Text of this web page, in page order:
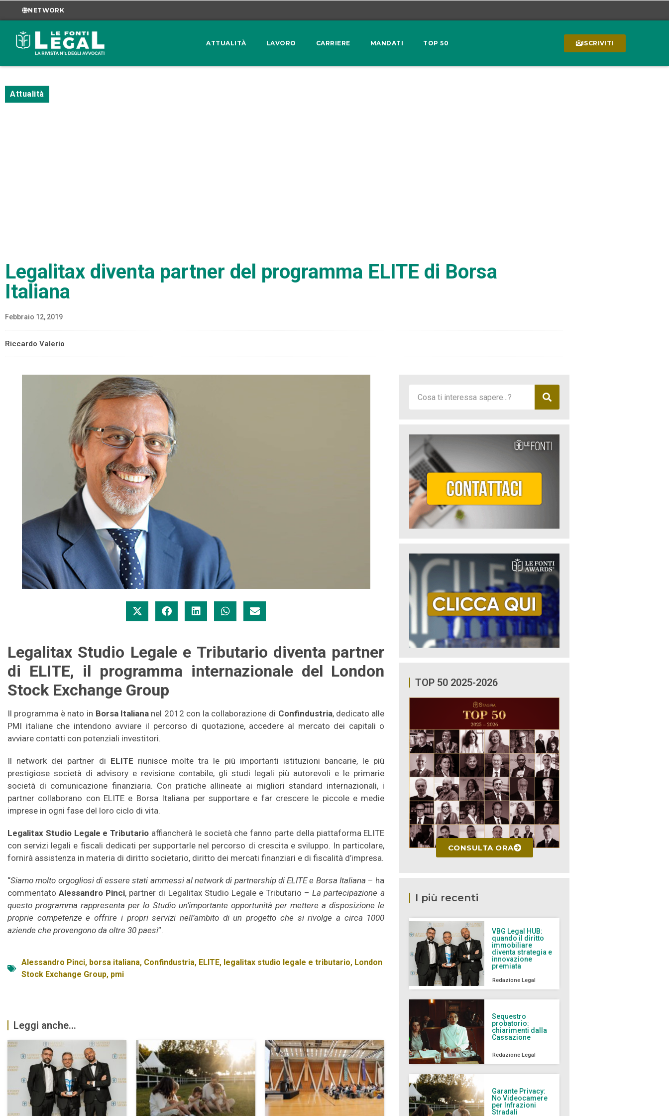
NETWORK
ATTUALITÀ LAVORO CARRIERE MANDATI TOP 50 ISCRIVITI
Attualità
Legalitax diventa partner del programma ELITE di Borsa
Italiana
Febbraio 12, 2019
Riccardo Valerio
Legalitax Studio Legale e Tributario diventa partner
di ELITE, il programma internazionale del London
Stock Exchange Group
Il programma è nato in Borsa Italiana nel 2012 con la collaborazione di Confindustria, dedicato alle
PMI italiane che intendono avviare il percorso di quotazione, accedere al mercato dei capitali o
avviare contatti con potenziali investitori.
Il network dei partner di ELITE riunisce molte tra le più importanti istituzioni bancarie, le più
prestigiose società di advisory e revisione contabile, gli studi legali più autorevoli e le primarie
società di comunicazione finanziaria. Con pratiche allineate ai migliori standard internazionali, i
partner collaborano con ELITE e Borsa Italiana per supportare e far crescere le piccole e medie
imprese in ogni fase del loro ciclo di vita.
Legalitax Studio Legale e Tributario affiancherà le società che fanno parte della piattaforma ELITE
con servizi legali e fiscali dedicati per supportarle nel percorso di crescita e sviluppo. In particolare,
fornirà assistenza in materia di diritto societario, diritto dei mercati finanziari e di fiscalità d’impresa.
“Siamo molto orgogliosi di essere stati ammessi al network di partnership di ELITE e Borsa Italiana – ha
commentatoAlessandro Pinci, partner di Legalitax Studio Legale e Tributario –La partecipazione a
questo programma rappresenta per lo Studio un’importante opportunità per mettere a disposizione le
proprie competenze e offrire i propri servizi nell’ambito di un progetto che si rivolge a circa 1000
aziende che provengono da oltre 30 paesi”.
Alessandro Pinci, borsa italiana, Confindustria, ELITE, legalitax studio legale e tributario, London
Stock Exchange Group, pmi
Leggi anche...
TOP 50 2025-2026
CONSULTA ORA
I più recenti
VBG Legal HUB:
quando il diritto
immobiliare
diventa strategia e
innovazione
premiata
Redazione Legal
Sequestro
probatorio:
chiarimenti dalla
Cassazione
Redazione Legal
Garante Privacy:
No Videocamere
per Infrazioni
Stradali